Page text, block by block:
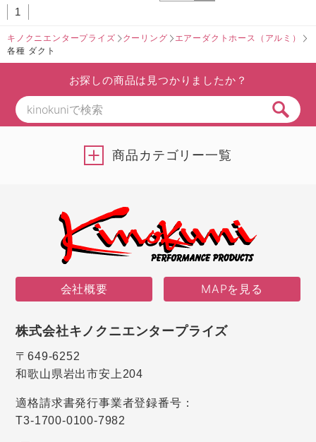
1
キノクニエンタープライズ クーリング エアーダクトホース（アルミ）
各種 ダクト
お探しの商品は見つかりましたか？
商品カテゴリー一覧
会社概要 MAPを見る
株式会社キノクニエンタープライズ
〒649-6252
和歌山県岩出市安上204
適格請求書発行事業者登録番号：
T3-1700-0100-7982